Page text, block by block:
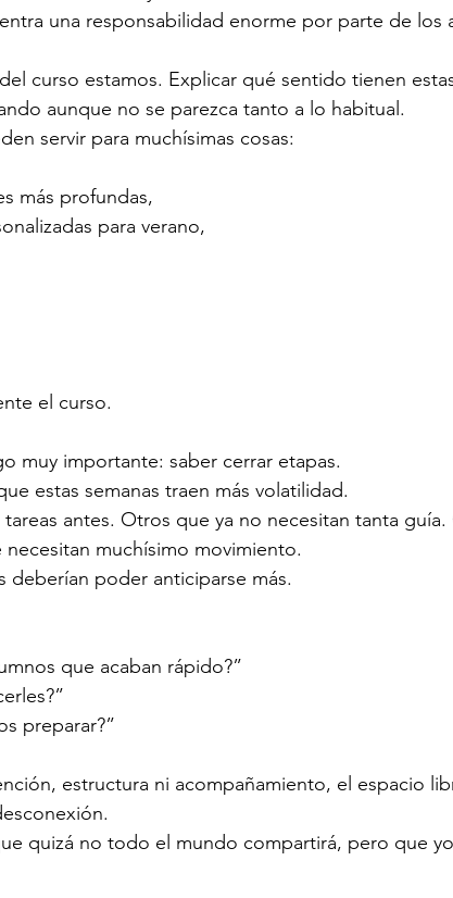
una responsabilidad enorme por parte de los
curso estamos. Explicar qué sentido tienen
aunque no se parezca tanto a lo habitual.
servir para muchísimas cosas:
más profundas,
para verano,
el curso.
muy importante: saber cerrar etapas.
estas semanas traen más volatilidad.
antes. Otros que ya no necesitan tanta
muchísimo movimiento.
deberían poder anticiparse más.
que acaban rápido?”
preparar?”
estructura ni acompañamiento, el espacio
quizá no todo el mundo compartirá, pero que